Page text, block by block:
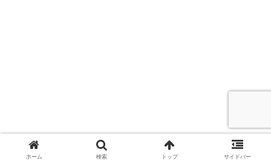
ホーム 検索 トップ サイドバー